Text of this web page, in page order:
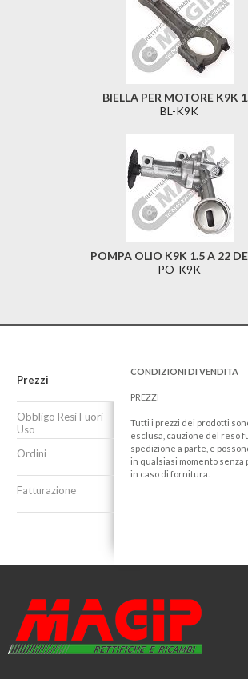
BIELLA PER MOTORE K9K
BL-K9K
POMPA OLIO K9K 1.5 A 22
PO-K9K
Prezzi
Obbligo Resi Fuori
Uso
Ordini
Fatturazione
CONDIZIONI DI VENDITA
PREZZI
Tutti i prezzi dei prodotti
esclusa, cauzione del reso
spedizione a parte, e
in qualsiasi momento senza
in caso di fornitura.